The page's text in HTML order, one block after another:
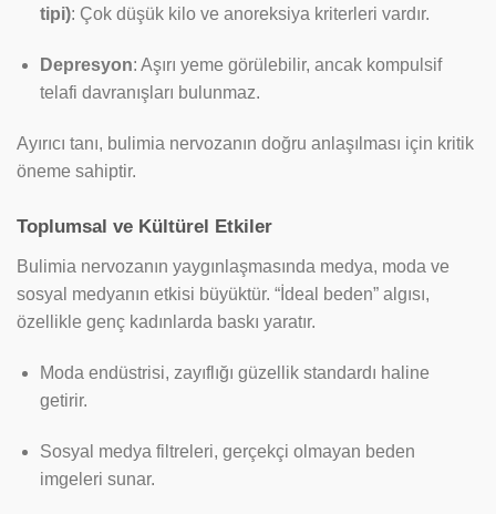
tipi): Çok düşük kilo ve anoreksiya kriterleri vardır.
Depresyon: Aşırı yeme görülebilir, ancak kompulsif
telafi davranışları bulunmaz.
Ayırıcı tanı, bulimia nervozanın doğru anlaşılması için kritik
öneme sahiptir.
Toplumsal ve Kültürel Etkiler
Bulimia nervozanın yaygınlaşmasında medya, moda ve
sosyal medyanın etkisi büyüktür. “İdeal beden” algısı,
özellikle genç kadınlarda baskı yaratır.
Moda endüstrisi, zayıflığı güzellik standardı haline
getirir.
Sosyal medya filtreleri, gerçekçi olmayan beden
imgeleri sunar.